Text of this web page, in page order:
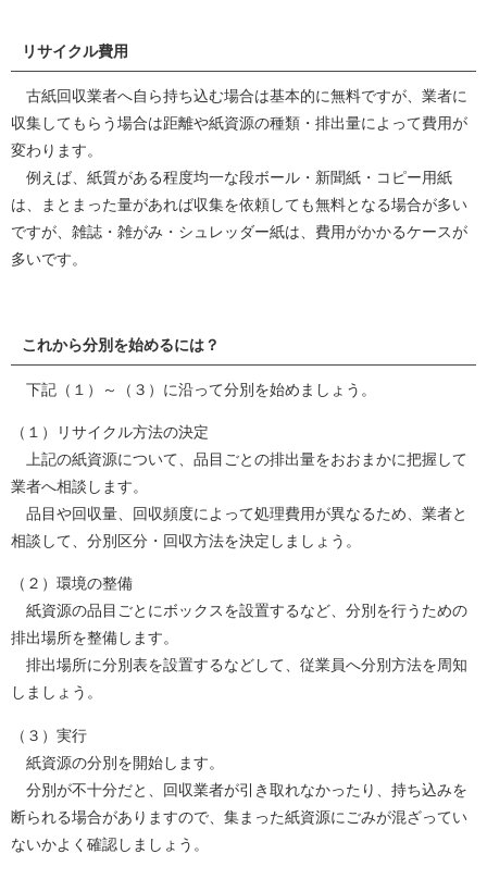
リサイクル費用
古紙回収業者へ自ら持ち込む場合は基本的に無料ですが、業者に
収集してもらう場合は距離や紙資源の種類・排出量によって費用が
変わります。
例えば、紙質がある程度均一な段ボール・新聞紙・コピー用紙
は、まとまった量があれば収集を依頼しても無料となる場合が多い
ですが、雑誌・雑がみ・シュレッダー紙は、費用がかかるケースが
多いです。
これから分別を始めるには？
下記（１）～（３）に沿って分別を始めましょう。
（１）リサイクル方法の決定
上記の紙資源について、品目ごとの排出量をおおまかに把握して
業者へ相談します。
品目や回収量、回収頻度によって処理費用が異なるため、業者と
相談して、分別区分・回収方法を決定しましょう。
（２）環境の整備
紙資源の品目ごとにボックスを設置するなど、分別を行うための
排出場所を整備します。
排出場所に分別表を設置するなどして、従業員へ分別方法を周知
しましょう。
（３）実行
紙資源の分別を開始します。
分別が不十分だと、回収業者が引き取れなかったり、持ち込みを
断られる場合がありますので、集まった紙資源にごみが混ざってい
ないかよく確認しましょう。